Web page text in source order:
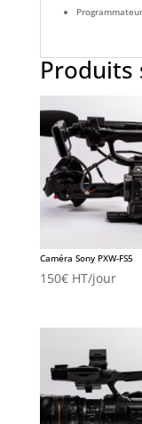
Programmateur
Produits
Caméra Sony PXW-FS5
150€HT/jour